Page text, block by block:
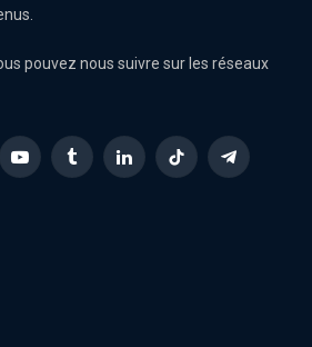
pouvez nous suivre sur les réseaux
YouTubeTumblrLinkedInTikTok Telegram